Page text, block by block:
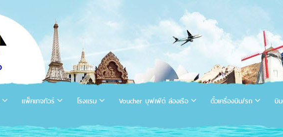
แพ็คเกจทัวร์ โรงแรม Voucher บุฟเฟ่ต์ ล่องเรือ ตั๋วเครื่องบิน/รถ บิ